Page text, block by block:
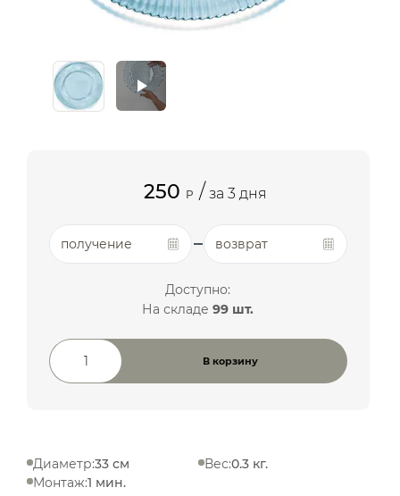
250 P / за 3 дня
получение возврат
Доступно:
На складе99 шт.
Количество товара
В корзину
Диаметр:33 см Вес:0.3 кг.
Монтаж:1 мин.